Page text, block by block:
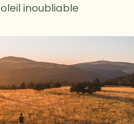
inoubliable